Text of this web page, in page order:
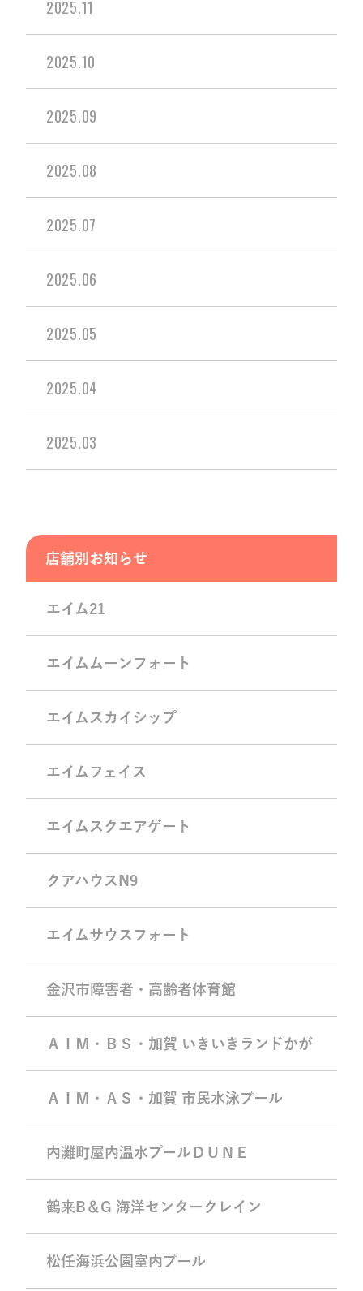
2025.11
2025.10
2025.09
2025.08
2025.07
2025.06
2025.05
2025.04
2025.03
店舗別お知らせ
エイム21
エイムムーンフォート
エイムスカイシップ
エイムフェイス
エイムスクエアゲート
クアハウスN9
エイムサウスフォート
金沢市障害者・高齢者体育館
ＡＩＭ・ＢＳ・加賀 いきいきランドかが
ＡＩＭ・ＡＳ・加賀 市民水泳プール
内灘町屋内温水プールＤＵＮＥ
鶴来B＆G 海洋センタークレイン
松任海浜公園室内プール